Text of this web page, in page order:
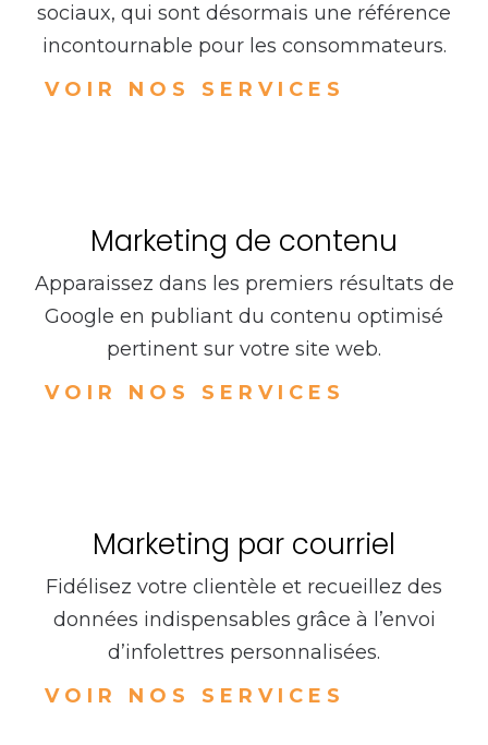
sociaux, qui sont désormais une référence
incontournable pour les consommateurs.
VOIR NOS SERVICES
Marketing de contenu
Apparaissez dans les premiers résultats de
Google en publiant du contenu optimisé
pertinent sur votre site web.
VOIR NOS SERVICES
Marketing par courriel
Fidélisez votre clientèle et recueillez des
données indispensables grâce à l’envoi
d’infolettres personnalisées.
VOIR NOS SERVICES